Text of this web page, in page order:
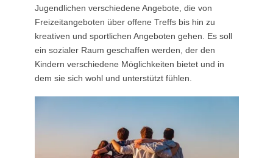
Jugendlichen verschiedene Angebote, die von
Freizeitangeboten über offene Treffs bis hin zu
kreativen und sportlichen Angeboten gehen. Es soll
ein sozialer Raum geschaffen werden, der den
Kindern verschiedene Möglichkeiten bietet und in
dem sie sich wohl und unterstützt fühlen.